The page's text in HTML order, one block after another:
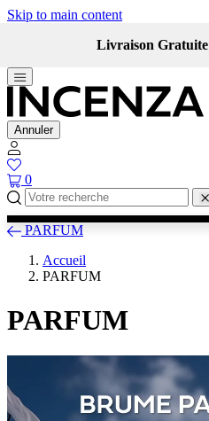
Skip to main content
Livraison Gratuite
Annuler
0
PARFUM
Accueil
PARFUM
PARFUM